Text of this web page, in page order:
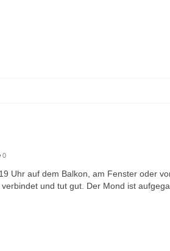
0
Uhr auf dem Balkon, am Fenster oder
und tut gut. Der Mond ist